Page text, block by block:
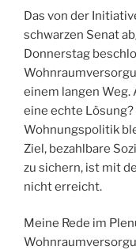
Das von der
schwarzen Senat
Donnerstag
einem langen
eine echte
Wohnungspolitik
Ziel, bezahlbare
zu sichern, ist mit
nicht erreicht.
Meine Rede im